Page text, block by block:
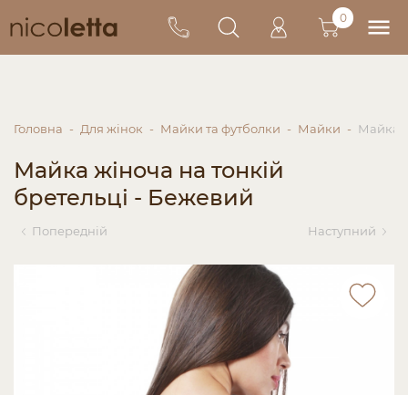
0
Головна Для жінок Майки та футболки Майки Майка
Майка жіноча на тонкій
бретельці - Бежевий
Попередній Наступний